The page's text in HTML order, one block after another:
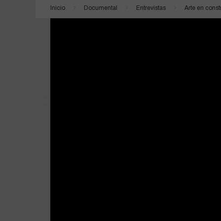
MANIFESTO
Inicio Documental Entrevistas Arte en